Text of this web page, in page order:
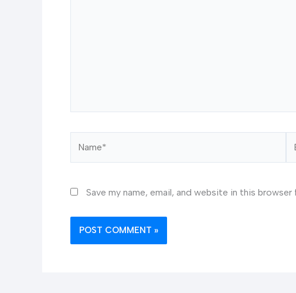
Save my name, email, and website in this